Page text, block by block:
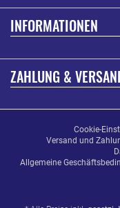
INFORMATIONEN
ZAHLUNG &
Cookie-
Versand und
Allgemeine